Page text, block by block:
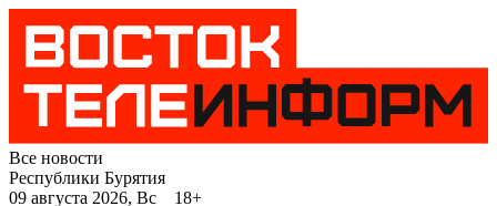
Все новости
Республики Бурятия
09 августа 2026, Вс 18+